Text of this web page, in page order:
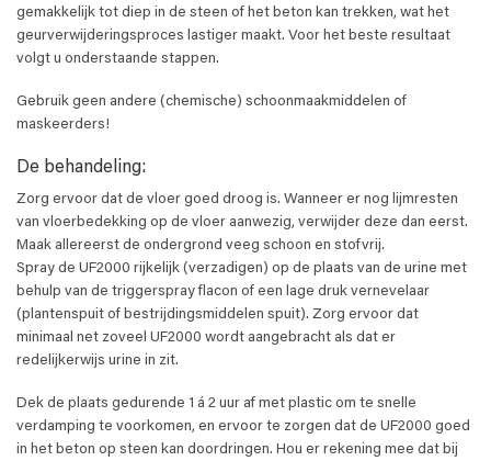
gemakkelijk tot diep in de steen of het beton kan trekken, wat het
geurverwijderingsproces lastiger maakt. Voor het beste resultaat
volgt u onderstaande stappen.
Gebruik geen andere (chemische) schoonmaakmiddelen of
maskeerders!
De behandeling:
Zorg ervoor dat de vloer goed droog is. Wanneer er nog lijmresten
van vloerbedekking op de vloer aanwezig, verwijder deze dan eerst.
Maak allereerst de ondergrond veeg schoon en stofvrij.
Spray de UF2000 rijkelijk (verzadigen) op de plaats van de urine met
behulp van de triggerspray flacon of een lage druk vernevelaar
(plantenspuit of bestrijdingsmiddelen spuit). Zorg ervoor dat
minimaal net zoveel UF2000 wordt aangebracht als dat er
redelijkerwijs urine in zit.
Dek de plaats gedurende 1 á 2 uur af met plastic om te snelle
verdamping te voorkomen, en ervoor te zorgen dat de UF2000 goed
in het beton op steen kan doordringen. Hou er rekening mee dat bij